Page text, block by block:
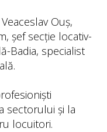
Ouș,
șef secție locativ-
Badia, specialist
sectorului și la
locuitori.